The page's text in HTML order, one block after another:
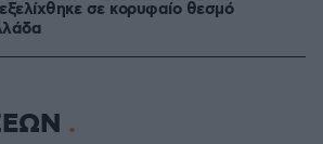
σε κορυφαίο θεσμό